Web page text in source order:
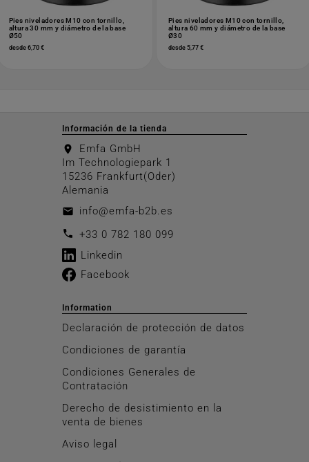
Pies niveladores M10 con tornillo,
altura 30 mm y diámetro de la base
Ø50
desde 6,70 €
Pies niveladores M10 con tornillo,
altura 60 mm y diámetro de la base
Ø30
desde 5,77 €
Información de la tienda
location_on
Emfa GmbH
Im Technologiepark 1
15236 Frankfurt(Oder)
Alemania
email info@emfa-b2b.es
call +33 0 782 180 099
Linkedin
Facebook
Information
Declaración de protección de datos
Condiciones de garantía
Condiciones Generales de
Contratación
Derecho de desistimiento en la
venta de bienes
Aviso legal